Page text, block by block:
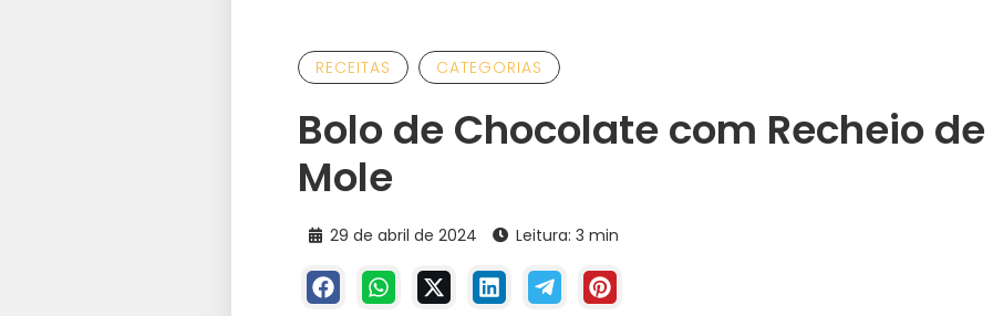
RECEITAS CATEGORIAS
Bolo de Chocolate com Recheio
Mole
29 de abril de 2024 Leitura: 3 min